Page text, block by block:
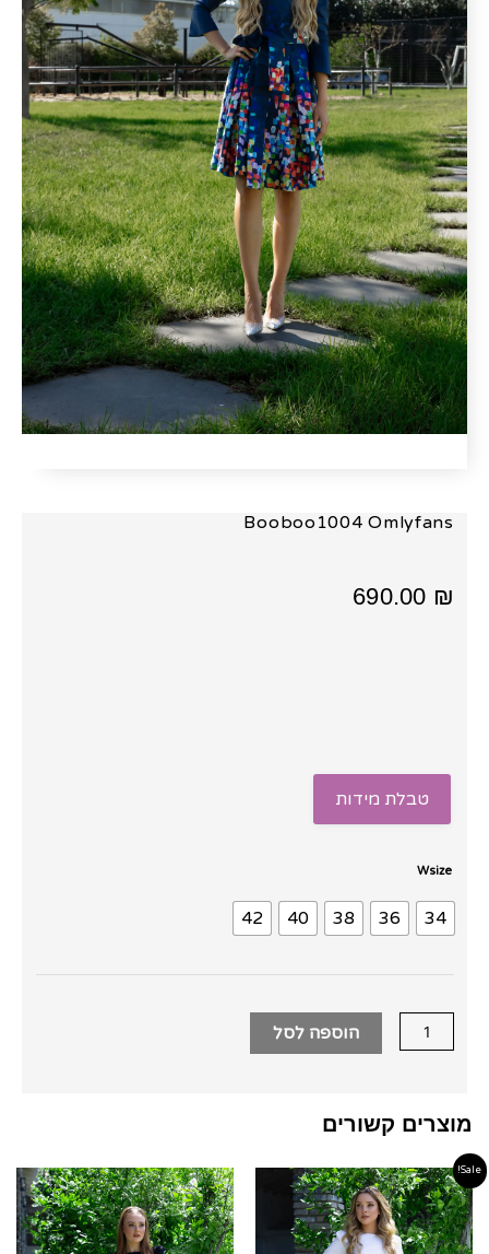
Booboo1004 Omlyfans
690.00 ₪
טבלת מידות
Wsize
34
36
38
40
42
כמות
שמלת
מיקדו
מודפס
כחול
צבעוני
הוספה לסל
מוצרים קשורים
Sale!
המחיר
המקורי
היה:
980.00 ₪.